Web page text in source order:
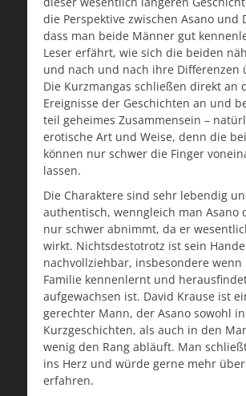
die Perspektive zwischen Asano und
dass man beide Männer gut
Leser erfährt, wie sich die beiden
und nach und nach ihre Differenzen
Die Kurzmangas schließen direkt an
Ereignisse der Geschichten an und
teil geheimes Zusammensein –
erotische Art und Weise, denn die
können nur schwer die Finger
lassen.
Die Charaktere sind sehr lebendig
authentisch, wenngleich man Asano
nur schwer abnimmt, da er
wirkt. Nichtsdestotrotz ist sein
nachvollziehbar, insbesondere wenn
Familie kennenlernt und
aufgewachsen ist. David Krause ist
gerechter Mann, der Asano sowohl
Kurzgeschichten, als auch in den
wenig den Rang abläuft. Man
ins Herz und würde gerne mehr
erfahren.